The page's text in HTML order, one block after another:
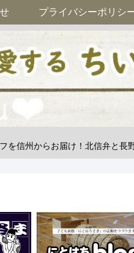
信州からお届け！北信弁と長
プライバシーポリシ